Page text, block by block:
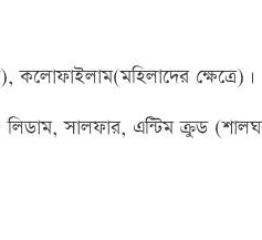
কলোফাইলাম(মহিলাদের ক্ষেত্রে)।
সালফার, এন্টিম ক্রুড